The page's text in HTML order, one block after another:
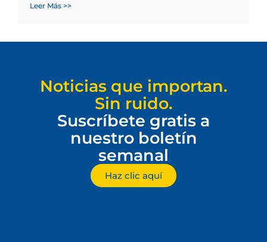
Leer Más >>
Noticias que importan.
Sin ruido.
Suscríbete gratis a
nuestro boletín
semanal
Haz clic aquí